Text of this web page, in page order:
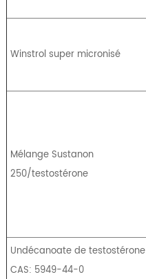
Winstrol super micronisé
Mélange Sustanon
250/testostérone
Undécanoate de testostérone
CAS: 5949-44-0